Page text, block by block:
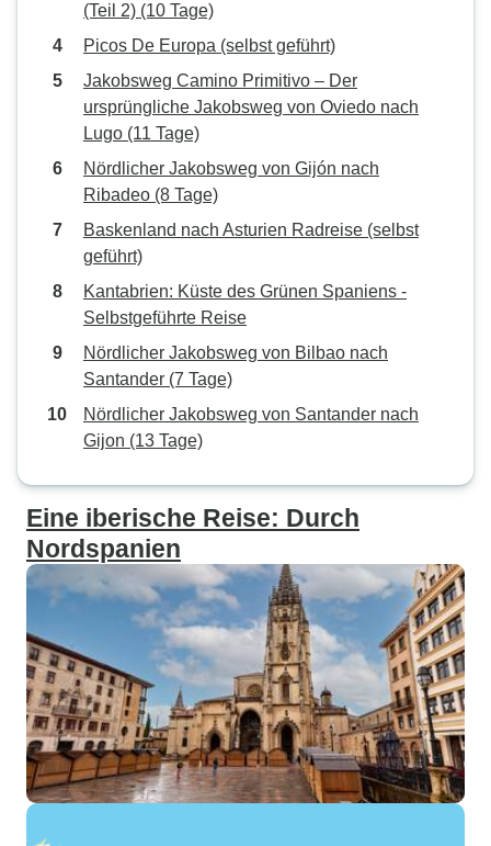
(Teil 2) (10 Tage)
Picos De Europa (selbst geführt)
Jakobsweg Camino Primitivo – Der
ursprüngliche Jakobsweg von Oviedo nach
Lugo (11 Tage)
Nördlicher Jakobsweg von Gijón nach
Ribadeo (8 Tage)
Baskenland nach Asturien Radreise (selbst
geführt)
Kantabrien: Küste des Grünen Spaniens -
Selbstgeführte Reise
Nördlicher Jakobsweg von Bilbao nach
Santander (7 Tage)
Nördlicher Jakobsweg von Santander nach
Gijon (13 Tage)
Eine iberische Reise: Durch
Nordspanien